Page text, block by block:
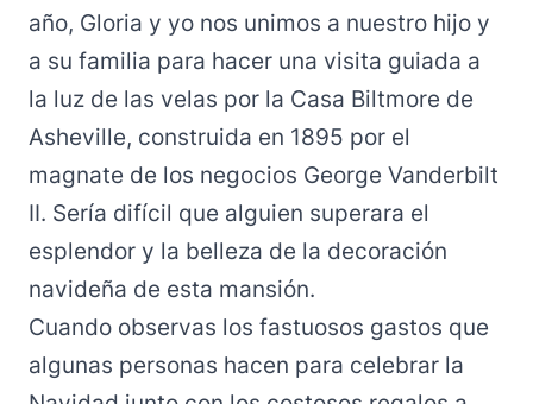
año, Gloria y yo nos unimos a nuestro hijo y
a su familia para hacer una visita guiada a
la luz de las velas por la Casa Biltmore de
Asheville, construida en 1895 por el
magnate de los negocios George Vanderbilt
II. Sería difícil que alguien superara el
esplendor y la belleza de la decoración
navideña de esta mansión.
Cuando observas los fastuosos gastos que
algunas personas hacen para celebrar la